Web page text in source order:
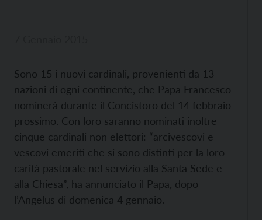
Sono 15 i nuovi cardinali, provenienti da 13
nazioni di ogni continente, che Papa Francesco
nominerà durante il Concistoro del 14 febbraio
prossimo. Con loro saranno nominati inoltre
cinque cardinali non elettori: “arcivescovi e
vescovi emeriti che si sono distinti per la loro
carità pastorale nel servizio alla Santa Sede e
alla Chiesa”, ha annunciato il Papa, dopo
l’Angelus di domenica 4 gennaio.